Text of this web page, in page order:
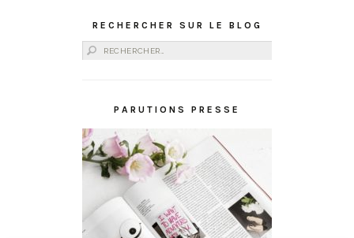
RECHERCHER SUR LE BLOG
Rechercher :
PARUTIONS PRESSE